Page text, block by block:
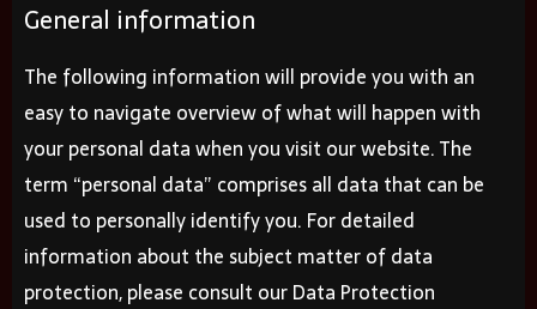
General information
The following information will provide you with an
easy to navigate overview of what will happen with
your personal data when you visit our website. The
term “personal data” comprises all data that can be
used to personally identify you. For detailed
information about the subject matter of data
protection, please consult our Data Protection